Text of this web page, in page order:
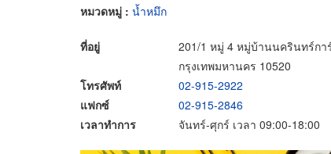
หมวดหมู่ : น้ำหมึก
ที่อยู่
201/1 หมู่ 4 หมู่บ้านนครินทร์กา
กรุงเทพมหานคร 10520
โทรศัพท์
02-915-2922
แฟกซ์
02-915-2846
เวลาทำการ
จันทร์-ศุกร์ เวลา 09:00-18:00